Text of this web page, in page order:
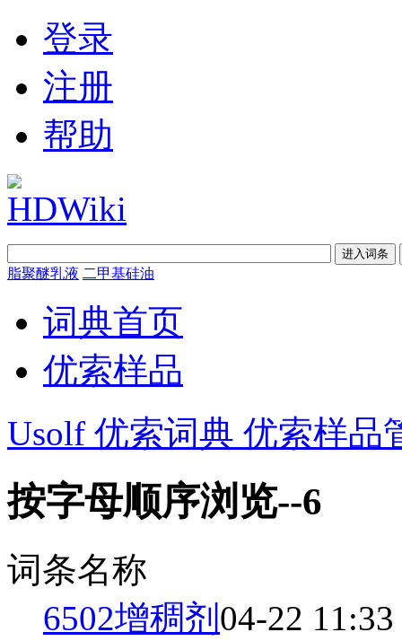
登录
注册
帮助
脂聚醚乳液 二甲基硅油
词典首页
优索样品
Usolf 优索词典 优索样品
按字母顺序浏览--6
词条名称
6502增稠剂 04-22 11:33